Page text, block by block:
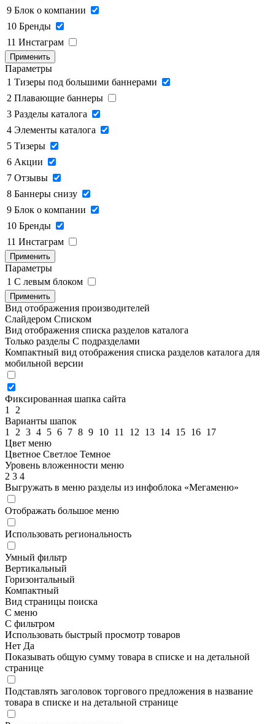
9 Блок о компании
10 Бренды
11 Инстаграм
Применить
Параметры
1 Тизеры под большими баннерами
2 Плавающие баннеры
3 Разделы каталога
4 Элементы каталога
5 Тизеры
6 Акции
7 Отзывы
8 Баннеры снизу
9 Блок о компании
10 Бренды
11 Инстаграм
Применить
Параметры
1 C левым блоком
Применить
Вид отображения производителей
Слайдером Списком
Вид отображения списка разделов каталога
Только разделы С подразделами
Компактный вид отображения списка разделов каталога для
мобильной версии
Фиксированная шапка сайта
1
2
Варианты шапок
1
2 3 4 5 6 7 8 9 10 11 12 13 14 15 16 17
Цвет меню
Цветное Светлое Темное
Уровень вложенности меню
2 3 4
Выгружать в меню разделы из инфоблока «Мегаменю»
Отображать большое меню
Использовать региональность
Умный фильтр
Вертикальный
Горизонтальный
Компактный
Вид страницы поиска
С меню
С фильтром
Использовать быстрый просмотр товаров
Нет Да
Показывать общую сумму товара в списке и на детальной
странице
Подставлять заголовок торгового предложения в название
товара в списке и на детальной странице